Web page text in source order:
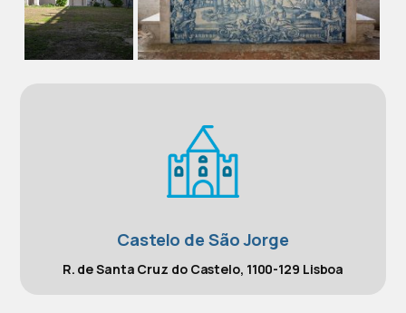
Castelo de São Jorge
R. de Santa Cruz do Castelo, 1100-129 Lisboa